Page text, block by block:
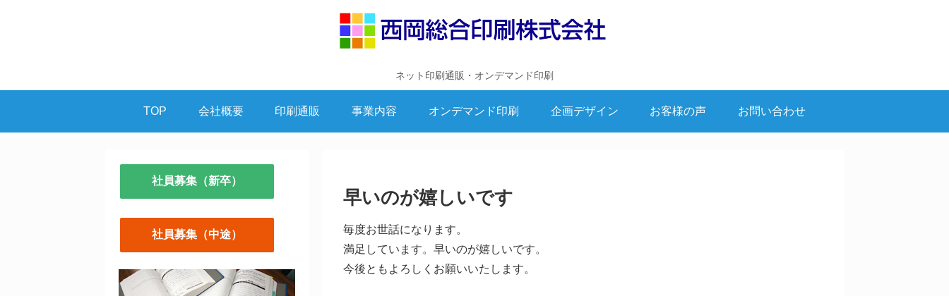
ネット印刷通販・オンデマンド印刷
TOP 会社概要 印刷通販 事業内容 オンデマンド印刷 企画デザイン お客様の声 お問い合わせ
早いのが嬉しいです
毎度お世話になります。
満足しています。早いのが嬉しいです。
今後ともよろしくお願いいたします。
社員募集（新卒）
社員募集（中途）